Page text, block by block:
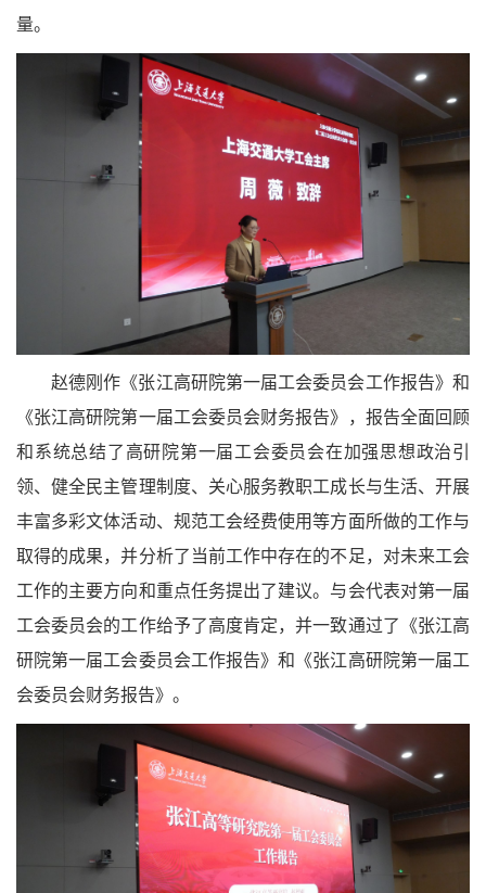
量。
赵德刚作《张江高研院第一届工会委员会工作报告》和
《张江高研院第一届工会委员会财务报告》，报告全面回顾
和系统总结了高研院第一届工会委员会在加强思想政治引
领、健全民主管理制度、关心服务教职工成长与生活、开展
丰富多彩文体活动、规范工会经费使用等方面所做的工作与
取得的成果，并分析了当前工作中存在的不足，对未来工会
工作的主要方向和重点任务提出了建议。与会代表对第一届
工会委员会的工作给予了高度肯定，并一致通过了《张江高
研院第一届工会委员会工作报告》和《张江高研院第一届工
会委员会财务报告》。